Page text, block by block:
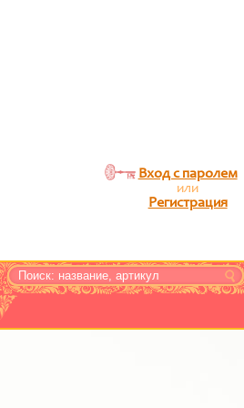
Вход с паролем
или
Регистрация